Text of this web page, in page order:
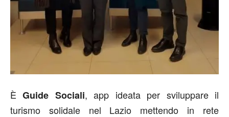
ÈGuide Sociali, app ideata per sviluppare il
turismo solidale nel Lazio mettendo in rete